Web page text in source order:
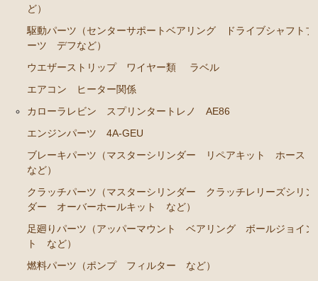
エンジンパーツ 2T-GEU
エンジンパーツ 18R-GEU
エンジンパーツ（マウント 他）
ト ホース など）
ーズシリンダー オーバーホールキット など）
ツ ラックエンド タイロッドエンド など）
足回りパーツ（アッパーマウント ベアリング ボー
ルジョイント ブッシュ類 など）
燃料パーツ（ポンプ フィルター ダンパー センダ
ど）
駆動パーツ（センターサポートベアリング ドライブシャフトブ
ーツ デフなど）
ウエザーストリップ ワイヤー類
ラベル
エアコン ヒーター関係
カローラレビン スプリンタートレノ AE86
エンジンパーツ 4A-GEU
ブレーキパーツ（マスターシリンダー リペアキット ホース
など）
クラッチパーツ（マスターシリンダー クラッチレリーズシリン
ダー オーバーホールキット など）
足廻りパーツ（アッパーマウント ベアリング ボールジョイン
ト など）
燃料パーツ（ポンプ フィルター など）